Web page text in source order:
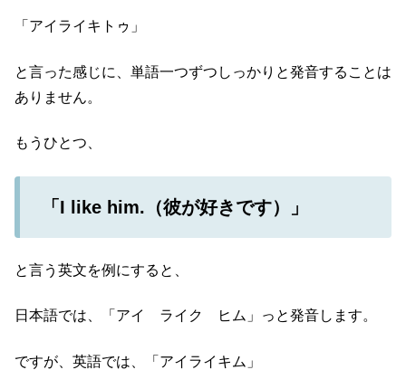
「アイライキトゥ」
と言った感じに、単語一つずつしっかりと発音することは
ありません。
もうひとつ、
「I like him.（彼が好きです）」
と言う英文を例にすると、
日本語では、「アイ ライク ヒム」っと発音します。
ですが、英語では、「アイライキム」